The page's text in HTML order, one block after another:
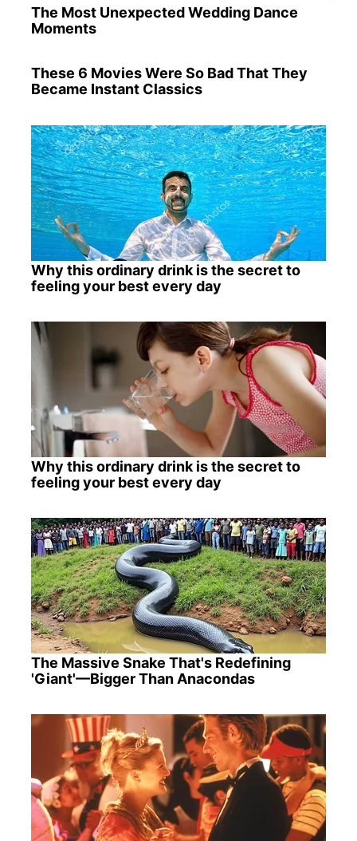
The Most Unexpected Wedding Dance
Moments
These 6 Movies Were So Bad That They
Became Instant Classics
Why this ordinary drink is the secret to
feeling your best every day
Why this ordinary drink is the secret to
feeling your best every day
The Massive Snake That's Redefining
'Giant'—Bigger Than Anacondas